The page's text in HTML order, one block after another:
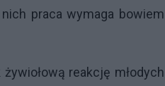
praca wymaga bowiem
reakcję młodych